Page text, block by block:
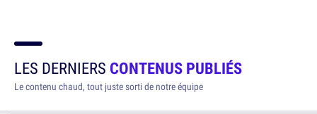
LES DERNIERS CONTENUS PUBLIÉS
Le contenu chaud, tout juste sorti de notre équipe